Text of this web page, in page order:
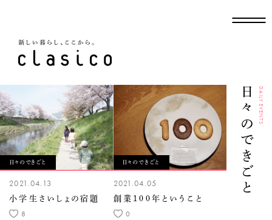
日々のできごとDAILY EVENTS
日々のできごと
2021.04.13
小学生さいしょの宿題
8
日々のできごと
2021.04.05
創業100年ということ
0